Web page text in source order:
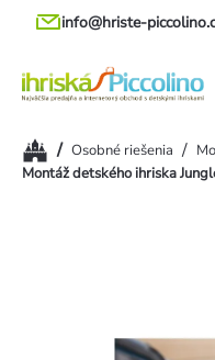
Prejsť
info@hriste-
Domov
/ Osobné riešenia /
Montáž detského ihriska